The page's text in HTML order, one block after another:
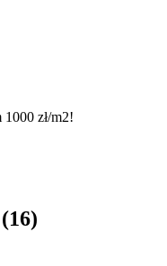
zł/m2!
(16)